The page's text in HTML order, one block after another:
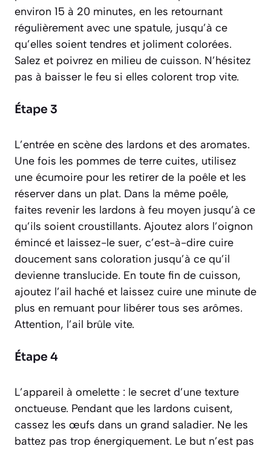
environ 15 à 20 minutes, en les retournant
régulièrement avec une spatule, jusqu’à ce
qu’elles soient tendres et joliment colorées.
Salez et poivrez en milieu de cuisson. N’hésitez
pas à baisser le feu si elles colorent trop vite.
Étape 3
L’entrée en scène des lardons et des aromates.
Une fois les pommes de terre cuites, utilisez
une écumoire pour les retirer de la poêle et les
réserver dans un plat. Dans la même poêle,
faites revenir les lardons à feu moyen jusqu’à ce
qu’ils soient croustillants. Ajoutez alors l’oignon
émincé et laissez-le suer, c’est-à-dire cuire
doucement sans coloration jusqu’à ce qu’il
devienne translucide. En toute fin de cuisson,
ajoutez l’ail haché et laissez cuire une minute de
plus en remuant pour libérer tous ses arômes.
Attention, l’ail brûle vite.
Étape 4
L’appareil à omelette : le secret d’une texture
onctueuse. Pendant que les lardons cuisent,
cassez les œufs dans un grand saladier. Ne les
battez pas trop énergiquement. Le but n’est pas